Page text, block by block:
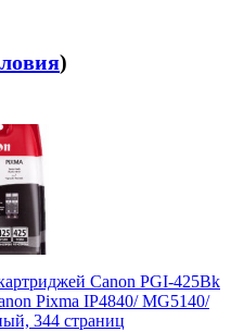
)
Canon PGI-425Bk
Pixma IP4840/ MG5140/
344 страниц